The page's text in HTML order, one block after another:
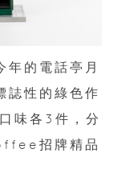
的電話亭月
性的綠色作
味各3件，分
招牌精品